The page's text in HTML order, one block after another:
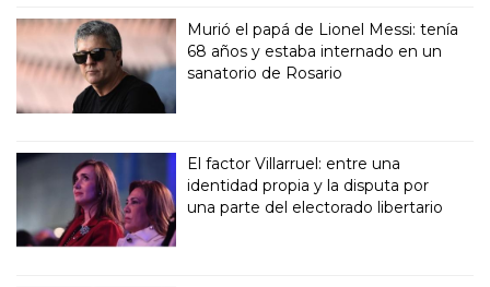
Murió el papá de Lionel Messi: tenía
68 años y estaba internado en un
sanatorio de Rosario
El factor Villarruel: entre una
identidad propia y la disputa por
una parte del electorado libertario